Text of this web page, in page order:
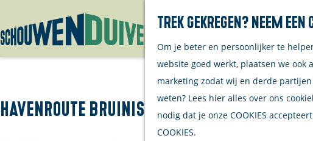
Trek gekregen? Neem een
Om je beter en persoonlijker te
website goed werkt, plaatsen we ook
marketing zodat wij en derde
weten? Lees hier alles over ons
nodig dat je onze COOKIES
COOKIES.
G
aHavenroute Bruinisse: Lees